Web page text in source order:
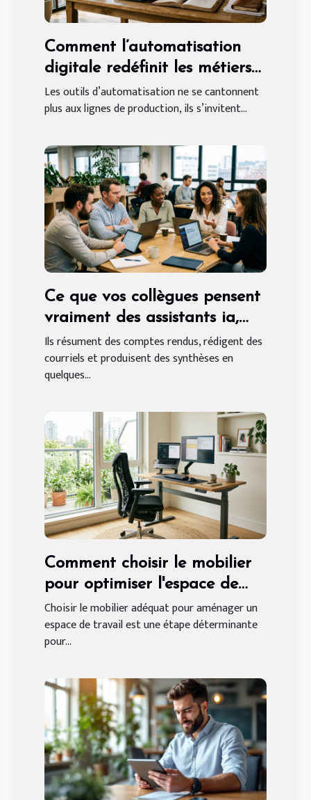
Comment l’automatisation
digitale redéfinit les métiers
traditionnels en entreprise
Les outils d’automatisation ne se cantonnent
plus aux lignes de production, ils s’invitent...
Ce que vos collègues pensent
vraiment des assistants ia,
entre fascination et défiance
Ils résument des comptes rendus, rédigent des
courriels et produisent des synthèses en
quelques...
Comment choisir le mobilier
pour optimiser l'espace de
travail ?
Choisir le mobilier adéquat pour aménager un
espace de travail est une étape déterminante
pour...